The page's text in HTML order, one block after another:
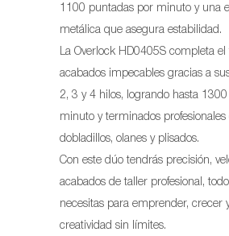
1100 puntadas por minuto y una
metálica que asegura estabilidad.
La Overlock HD0405S completa el
acabados impecables gracias a
2, 3 y 4 hilos, logrando hasta
minuto y terminados profesionales
dobladillos, olanes y plisados.
Con este dúo tendrás precisión,
acabados de taller profesional,
necesitas para emprender, crecer
creatividad sin límites.